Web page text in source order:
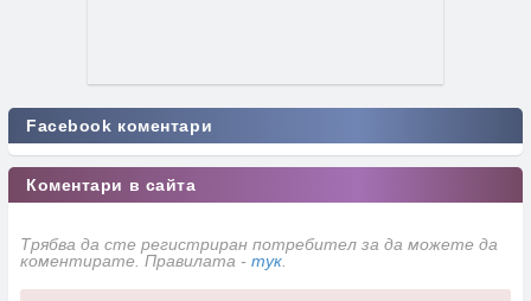
Facebook коментари
Коментари в сайта
Трябва да сте регистриран потребител за да можете да
коментирате. Правилата - тук